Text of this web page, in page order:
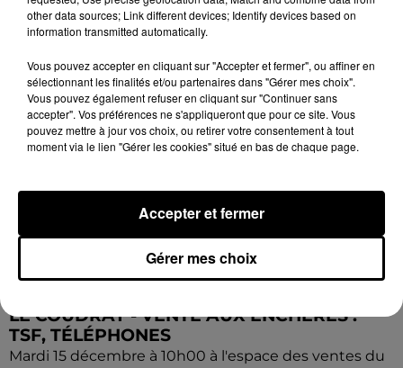
LE COUDRAY - VENTE AUX ENCHÈRES :
TSF, TÉLÉPHONES
Mardi 15 décembre à 10h00 à l'espace des ventes du
other data sources; Link different devices; Identify devices based on
information transmitted automatically.
Vous pouvez accepter en cliquant sur "Accepter et fermer", ou affiner en
sélectionnant les finalités et/ou partenaires dans "Gérer mes choix".
Vous pouvez également refuser en cliquant sur "Continuer sans
accepter". Vos préférences ne s'appliqueront que pour ce site. Vous
pouvez mettre à jour vos choix, ou retirer votre consentement à tout
moment via le lien "Gérer les cookies" situé en bas de chaque page.
Gérer mes choix
Accepter et fermer